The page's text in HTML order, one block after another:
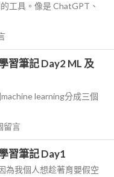
工具。像是 ChatGPT、
習筆記 Day2 ML 及
learning分成三個
留言
習筆記 Day1
為我個人想趁著育嬰假空